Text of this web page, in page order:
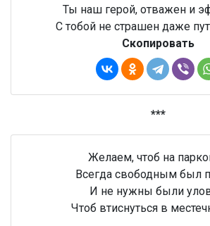
Ты наш герой, отважен и
С тобой не страшен даже
Скопировать
***
Желаем, чтоб на
Всегда свободным был
И не нужны были
Чтоб втиснуться в